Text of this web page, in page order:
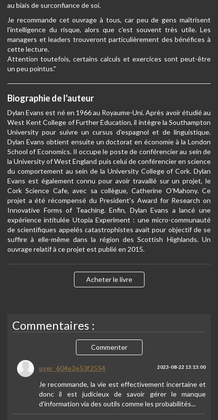
au biais de surconfiance de soi.
Je recommande cet ouvrage à tous, car peu de gens maîtrisent
l'intelligence du risque, alors que c'est souvent très utile. Les
managers et leaders trouveront particulièrement des bénéfices à
cette lecture.
Attention toutefois, certains calculs et exercices sont peut-être
un peu pointus."
Biographie de l'auteur
Dylan Evans est né en 1966 au Royaume-Uni. Après avoir étudié au
West Kent College of Further Education, il intègre la Southampton
University pour suivre un cursus d’espagnol et de linguistique.
Dylan Evans obtient ensuite un doctorat en économie à la London
School of Economics. Il occupe le poste de conférencier au sein de
la University of West England puis celui de conférencier en science
du comportement au sein de la University College of Cork. Dylan
Evans est également connu pour avoir travaillé sur un projet, le
Cork Science Cafe, avec sa collègue, Catherine O’Mahony. Ce
projet a été récompensé du President's Award for Research on
Innovative Forms of Teaching. Enfin, Dylan Evans a lancé une
expérience intitulée Utopia Experiment : une micro-communauté
de scientifiques appelés catastrophistes avait pour objectif de se
suffire à elle-même dans la région des Scottish Highlands. Un
ouvrage relatif à ce projet est publié en 2015.
Acheter le livre
Commentaires :
Commenter
user_604e2e53f2554 2023-08-22 13:13:00
Je recommande, la vie est effectivement incertaine et
donc il est judicieux de savoir gérer le manque
d'information via des outils comme les probabilités...